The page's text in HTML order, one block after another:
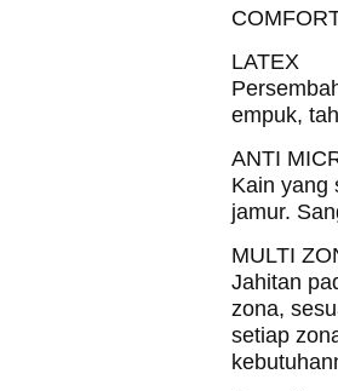
LATEX
empuk,
ANTI
Kain yang
jamur.
MULTI
Jahitan
zona,
setiap